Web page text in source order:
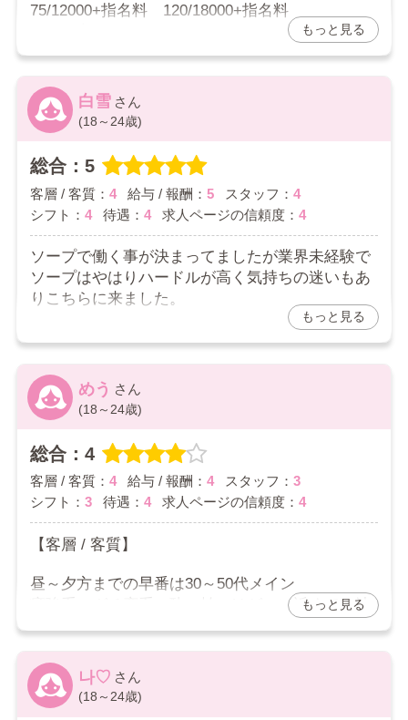
75/12000+指名料 120/18000+指名料
が単価だと思います。
指名料はフルバックなので単価がかなり跳ね上が
ります。羨ましい。
自分はノーマルキャストですが12時～22時までの
待機で基本4～5本入って7～8万です。
シフトにノルマはなく、1日2時間とか予約分だけ
の出勤もOK。
でも長いシフト出した方がお店からは大事にされ
る。
露骨な贔屓はないけど新人とレギュラー出勤、毎
あるような…
あまり出勤できないから冷たくされるとかはない
です。
客層に関して土地柄なのかオタク気質が体感多め
で無言の人とか普通にいる。
絶対リピないだろうなって思ってた人がリピした
りあまり読めない。
悪い客はいないけど男性経験ない子、コミュ障の
でも顧客情報見ながら客付けしてるみたいで対応
力ない子に難あり客をつけることはないはず。
で働くメリットかと思います。
【総評】
もっと見る
白雪
(18～24歳)
総合：5
客層 / 客質： 4 給与 / 報酬： 5 スタッフ： 4
シフト： 4 待遇： 4 求人ページの信頼度： 4
ソープで働く事が決まってましたが業界未経験で
ソープはやはりハードルが高く気持ちの迷いもあ
りこちらに来ました。
ちなみにこちらに応募した理由はすぐ働けること
と、未経験率の高さからです。
バックは面接で60分10000円を提示されましたが
元々ソープで働こうと思ってた身からすると安く
感じてしまい…
それを伝えたところ出勤毎に日記3本以上、月10
日以上の出勤を約束に60分11000円に上がりまし
た。本指名は+2000円です。
さらに特別指名料があってコースバック+本指名
料+特別指名料が1本分の稼ぎになります。
いんですが悪くはないかなと思います。
本●交渉は何回か受けましたが力付くで強引に…
というのはありません。
紳士的な良い人もいれば、店にバレなければOKの
クソもいます。が、今のところは良客だったと思
える人の割合が高いです。
もっと見る
めう
(18～24歳)
総合：4
客層 / 客質： 4 給与 / 報酬： 4 スタッフ： 3
シフト： 3 待遇： 4 求人ページの信頼度： 4
【客層 / 客質】
昼～夕方までの早番は30～50代メイン
癖強系、ガチ恋系、酔っ払いはゼロに近くて、池
【給与 / 報酬】
もっと見る
나♡
(18～24歳)